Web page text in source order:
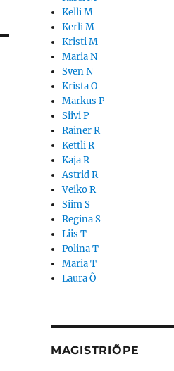
Kelli M
Kerli M
Kristi M
Maria N
Sven N
Krista O
Markus P
Siivi P
Rainer R
Kettli R
Kaja R
Astrid R
Veiko R
Siim S
Regina S
Liis T
Polina T
Maria T
Laura Õ
MAGISTRIÕPE